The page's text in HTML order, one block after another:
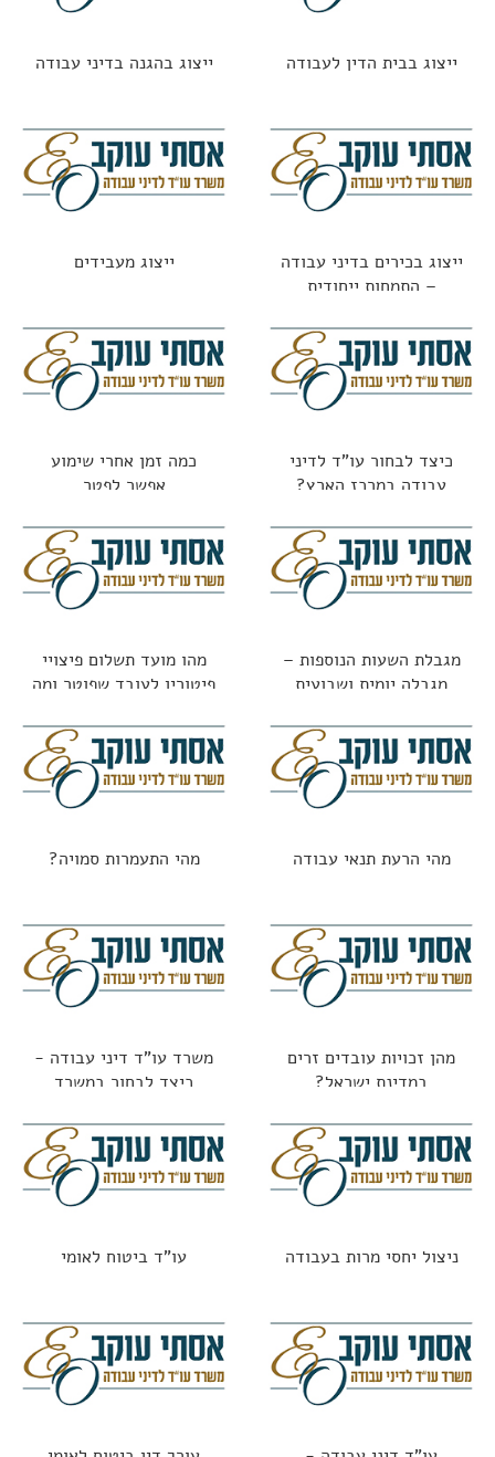
ייצוג בבית הדין לעבודה ייצוג בהגנה בדיני עבודה
ייצוג בכירים בדיני עבודה
– התמחות ייחודית
ייצוג מעבידים
כיצד לבחור עו"ד לדיני
עבודה במרכז הארץ?
כמה זמן אחרי שימוע
אפשר לפטר
מגבלת השעות הנוספות –
מגבלה יומית ושבועית
מהו מועד תשלום פיצויי
פיטורין לעובד שפוטר ומה
מהי הרעת תנאי עבודה מהי התעמרות סמויה?
מהן זכויות עובדים זרים
במדינת ישראל?
משרד עו"ד דיני עבודה -
כיצד לבחור במשרד
ניצול יחסי מרות בעבודה עו"ד ביטוח לאומי